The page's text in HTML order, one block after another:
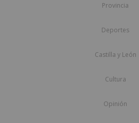
Provincia
Deportes
Castilla y León
Cultura
Opinión